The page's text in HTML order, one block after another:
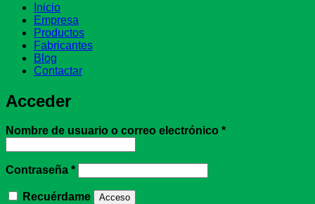
Inicio
Empresa
Productos
Fabricantes
Blog
Contactar
Acceder
Nombre de usuario o correo electrónico *Obligatorio
Contraseña *Obligatorio
Recuérdame Acceso